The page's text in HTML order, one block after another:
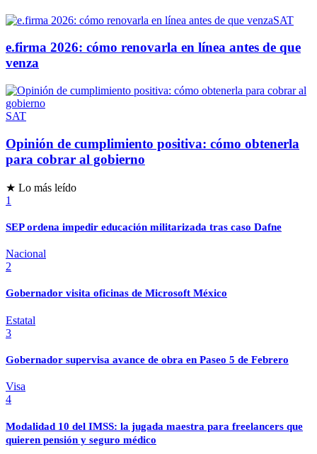
SAT
e.firma 2026: cómo renovarla en línea antes de que
venza
SAT
Opinión de cumplimiento positiva: cómo obtenerla
para cobrar al gobierno
★ Lo más leído
1
SEP ordena impedir educación militarizada tras caso Dafne
Nacional
2
Gobernador visita oficinas de Microsoft México
Estatal
3
Gobernador supervisa avance de obra en Paseo 5 de Febrero
Visa
4
Modalidad 10 del IMSS: la jugada maestra para freelancers que
quieren pensión y seguro médico